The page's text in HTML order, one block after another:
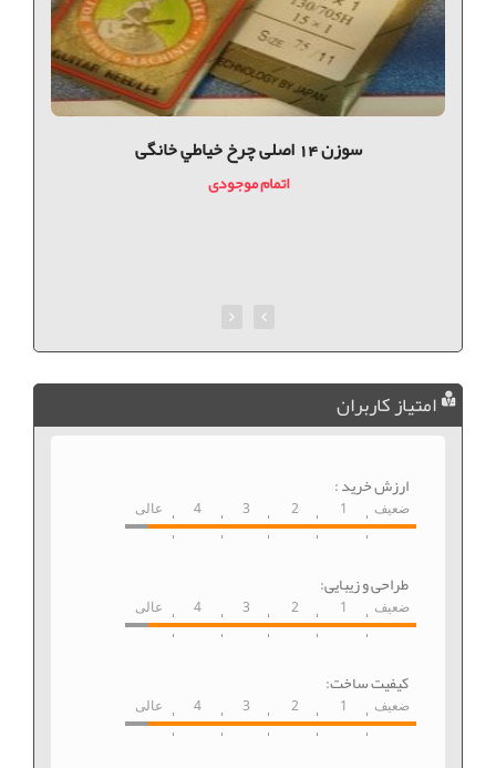
سوزن 14 اصلی چرخ خياطي خانگی
اتمام موجودی
امتیاز کاربران
ارزش خرید :
ضعیف 1
2
3
4 عالی
طراحی و زیبایی:
ضعیف 1
2
3
4 عالی
کیفیت ساخت:
ضعیف 1
2
3
4 عالی